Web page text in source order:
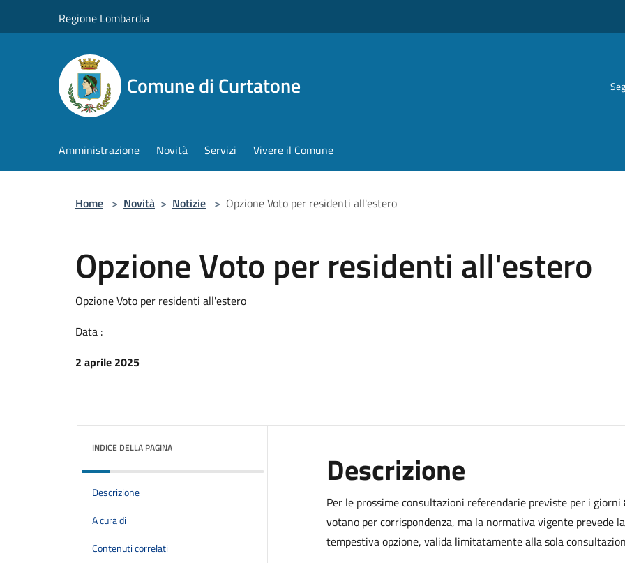
Regione Lombardia
Comune di Curtatone
Amministrazione Novità Servizi Vivere il Comune
Home > Novità > Notizie > Opzione Voto per residenti all'estero
Opzione Voto per residenti all'estero
Opzione Voto per residenti all'estero
Data :
2 aprile 2025
INDICE DELLA PAGINA
Descrizione
A cura di
Contenuti correlati
Descrizione
Per le prossime consultazioni referendarie previste per i
votano per corrispondenza, ma la normativa vigente prevede
tempestiva opzione, valida limitatamente alla sola